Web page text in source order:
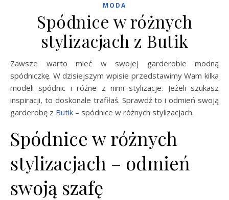
MODA
Spódnice w różnych
stylizacjach z Butik
Zawsze warto mieć w swojej garderobie modną
spódniczkę. W dzisiejszym wpisie przedstawimy Wam kilka
modeli spódnic i różne z nimi stylizacje. Jeżeli szukasz
inspiracji, to doskonale trafiłaś. Sprawdź to i odmień swoją
garderobę z Butik – spódnice w różnych stylizacjach.
Spódnice w różnych
stylizacjach – odmień
swoją szafę